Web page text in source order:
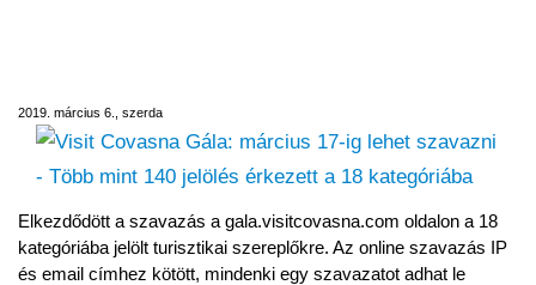
2019. március 6., szerda
Elkezdődött a szavazás a gala.visitcovasna.com oldalon a 18
kategóriába jelölt turisztikai szereplőkre. Az online szavazás IP
és email címhez kötött, mindenki egy szavazatot adhat le